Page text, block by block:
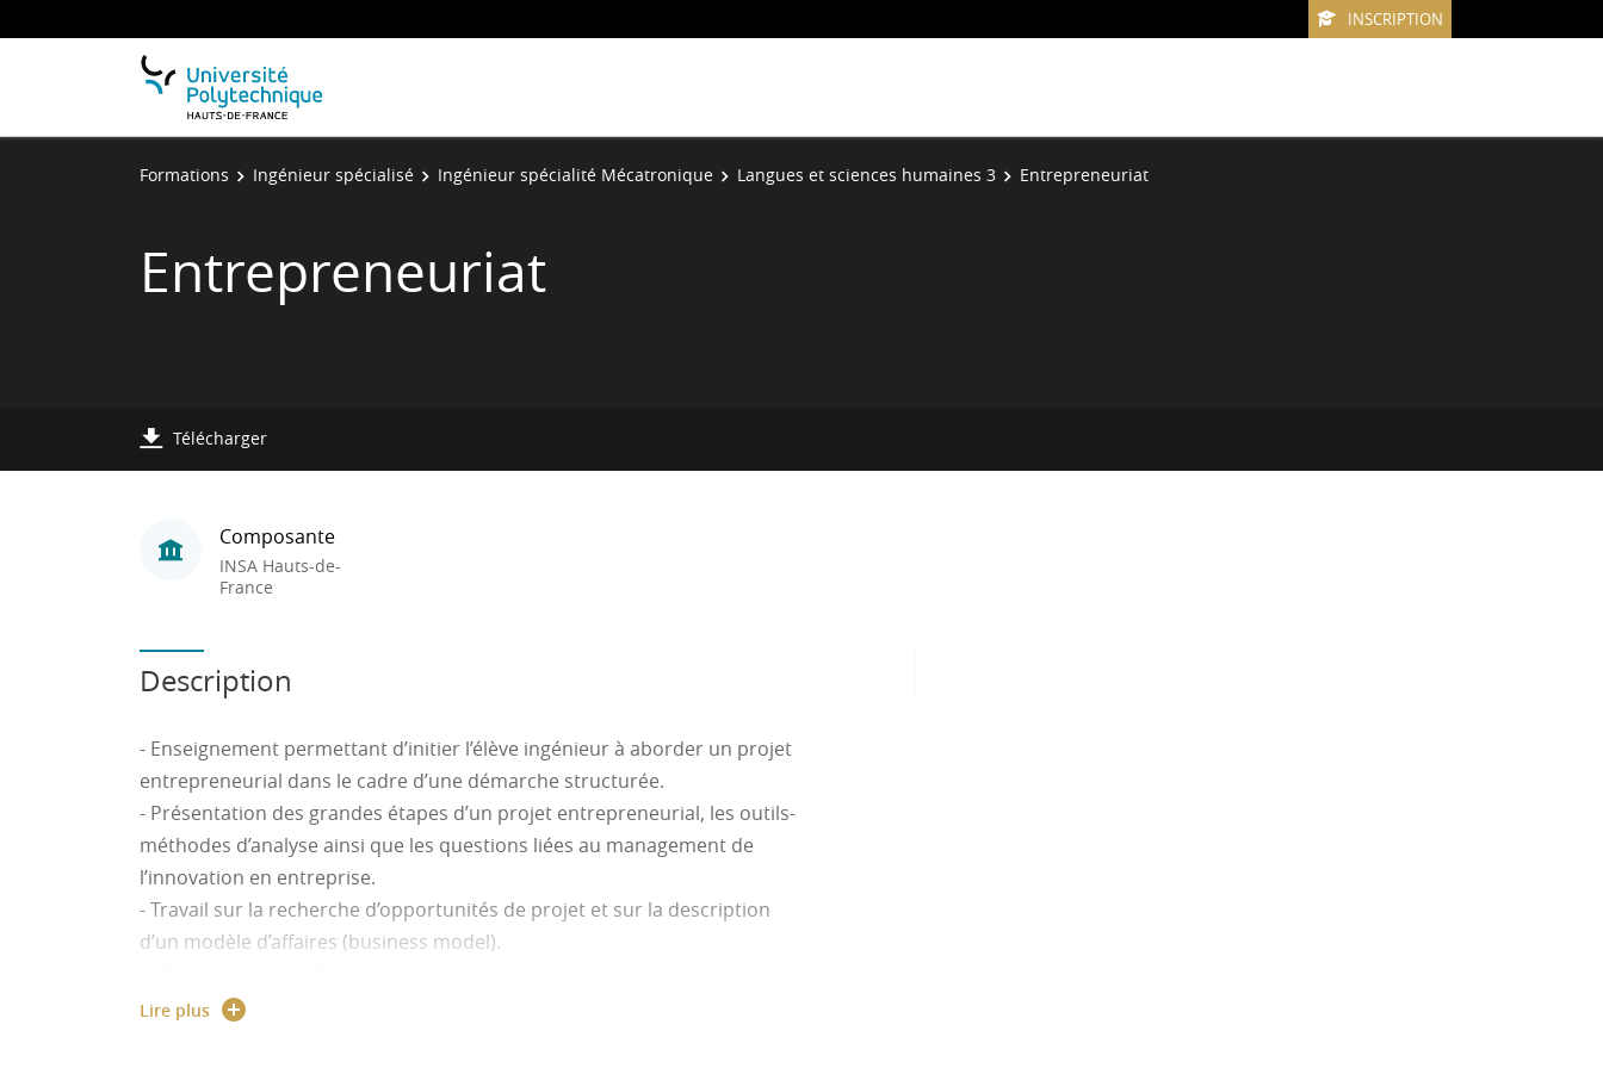
INSCRIPTION
Formations Ingénieur spécialisé Ingénieur spécialité Mécatronique Langues et sciences humaines 3 Entrepreneuriat
Entrepreneuriat
Télécharger
Composante
INSA Hauts-de-
France
Description
- Enseignement permettant d’initier l’élève ingénieur à aborder un projet
entrepreneurial dans le cadre d’une démarche structurée.
- Présentation des grandes étapes d’un projet entrepreneurial, les outils-
méthodes d’analyse ainsi que les questions liées au management de
l’innovation en entreprise.
- Travail sur la recherche d’opportunités de projet et sur la description
d’un modèle d’affaires (business model).
faisabilité/viabilité concernant un projet sélectionné de création
Lire plus